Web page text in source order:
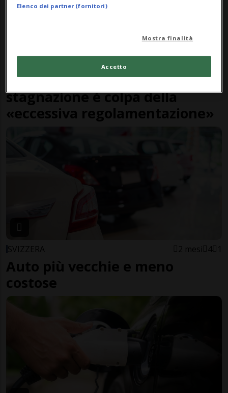
Mercato delle auto: la
stagnazione è colpa della
«eccessiva regolamentazione»
SVIZZERA 2 mesi 4 1
Auto più vecchie e meno
costose
Elenco dei partner (fornitori)
Mostra finalità
Accetto